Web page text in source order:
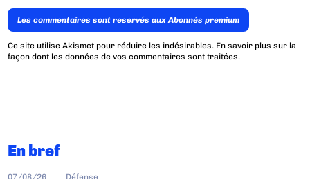
Les commentaires sont reservés aux Abonnés premium
Ce site utilise Akismet pour réduire les indésirables. En savoir plus sur la
façon dont les données de vos commentaires sont traitées.
En bref
07/08/26 Défense